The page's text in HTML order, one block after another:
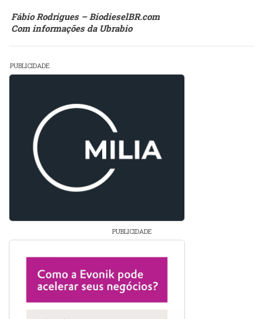
Fábio Rodrigues – BiodieselBR.com
Com informações da Ubrabio
PUBLICIDADE
PUBLICIDADE